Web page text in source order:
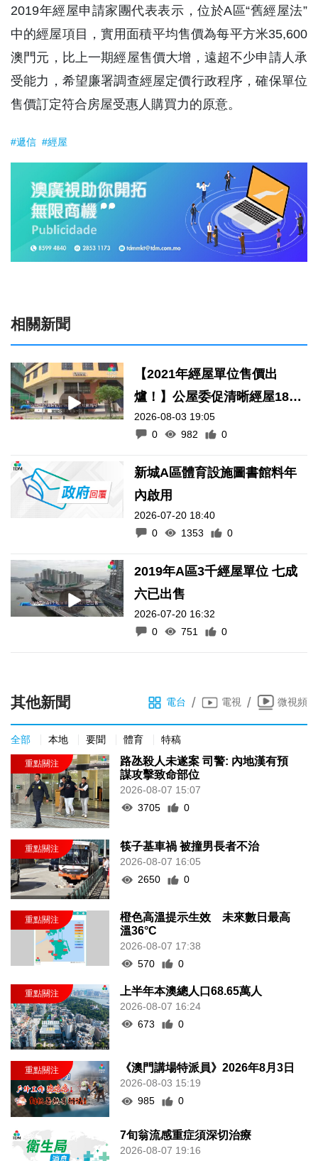
2019年經屋申請家團代表表示，位於A區“舊經屋法”
中的經屋項目，實用面積平均售價為每平方米35,600
澳門元，比上一期經屋售價大增，遠超不少申請人承
受能力，希望廉署調查經屋定價行政程序，確保單位
售價訂定符合房屋受惠人購買力的原意。
#遞信 #經屋
相關新聞
【2021年經屋單位售價出
爐！】公屋委促清晰經屋183
日自住規則指引
2026-08-03 19:05
0
982 0
新城A區體育設施圖書館料年
內啟用
2026-07-20 18:40
0
1353 0
2019年A區3千經屋單位 七成
六已出售
2026-07-20 16:32
0
751 0
其他新聞 電台 / 電視 / 微視頻
全部 本地 要聞 體育 特稿
路氹殺人未遂案 司警: 內地漢有預
謀攻擊致命部位
2026-08-07 15:07
3705
0
筷子基車禍 被撞男長者不治
2026-08-07 16:05
2650
0
橙色高溫提示生效 未來數日最高
溫36°C
2026-08-07 17:38
570
0
上半年本澳總人口68.65萬人
2026-08-07 16:24
673
0
《澳門講場特派員》2026年8月3日
2026-08-03 15:19
985
0
7旬翁流感重症須深切治療
2026-08-07 19:16